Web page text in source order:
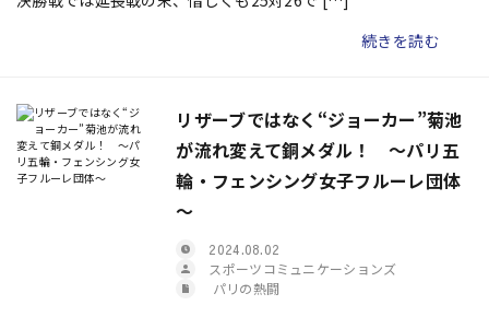
続きを読む
リザーブではなく“ジョーカー”菊池
が流れ変えて銅メダル！ ～パリ五
輪・フェンシング女子フルーレ団体
～
2024.08.02
スポーツコミュニケーションズ
パリの熱闘